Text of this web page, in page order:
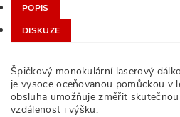
POPIS
DISKUZE
Špičkový monokulární laserový
je vysoce oceňovanou pomůckou v
obsluha umožňuje změřit
vzdálenost i výšku.